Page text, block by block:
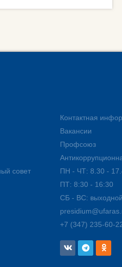
совет
Контактная
Вакансии
Профсоюз
ПН - ЧТ: 8.30 -
ПТ: 8:30 - 16:30
СБ - ВС: выходной
+7 (347) 235-60-